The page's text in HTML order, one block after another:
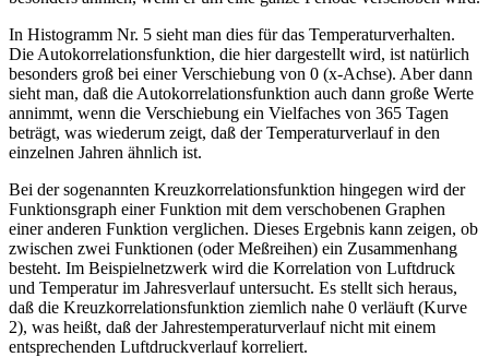
In Histogramm Nr. 5 sieht man dies für das Temperaturverhalten.
Die Autokorrelationsfunktion, die hier dargestellt wird, ist natürlich
besonders groß bei einer Verschiebung von 0 (x-Achse). Aber dann
sieht man, daß die Autokorrelationsfunktion auch dann große Werte
annimmt, wenn die Verschiebung ein Vielfaches von 365 Tagen
beträgt, was wiederum zeigt, daß der Temperaturverlauf in den
einzelnen Jahren ähnlich ist.
Bei der sogenannten Kreuzkorrelationsfunktion hingegen wird der
Funktionsgraph einer Funktion mit dem verschobenen Graphen
einer anderen Funktion verglichen. Dieses Ergebnis kann zeigen, ob
zwischen zwei Funktionen (oder Meßreihen) ein Zusammenhang
besteht. Im Beispielnetzwerk wird die Korrelation von Luftdruck
und Temperatur im Jahresverlauf untersucht. Es stellt sich heraus,
daß die Kreuzkorrelationsfunktion ziemlich nahe 0 verläuft (Kurve
2), was heißt, daß der Jahrestemperaturverlauf nicht mit einem
entsprechenden Luftdruckverlauf korreliert.